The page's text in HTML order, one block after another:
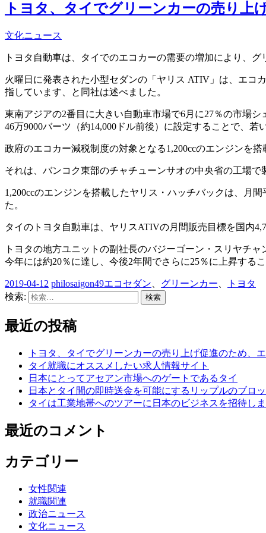
トヨタ、タイでグリーンカーの売り上
文化ニュース
トヨタ自動車は、タイでのエコカーの需要の増加により、
火曜日に発表された小型セダンの「ヤリス ATIV」は、エコ
指しています、と同社は述べました。
東南アジアの2番目に大きい自動車市場で6月に27％の市場
46万9000バーツ（約14,000ドル前後）に設定することで、若
政府のエコカー減税制度の対象となる1,200ccのエンジンを
それは、バンコク東部のチャチューンサオの中央省の工場で
1,200ccのエンジンを搭載したヤリス・ハッチバックは、月
た。
タイのトヨタ自動車は、ヤリスATIVの月間販売目標を国内
トヨタの地方ユニットの副社長のバジーゴーン・スリヤチ
今年には約20％に達し、今後2年間でさらに25％に上昇する
2019-04-12 philosaigon49エコセダン グリーンカー
トヨタ
検索:
最近の投稿
トヨタ、タイでグリーンカーの売り上げ促進のため、
タイ就職にオススメしたい求人情報サイト
日本にとってアセアン市場へのゲートであるタイ
日本とタイ間の即時送金を可能にするリップルのブロ
タイは工業地帯へのツアーに日本のビジネスを招待し
最近のコメント
カテゴリー
女性関連
就職関連
政治ニュース
文化ニュース